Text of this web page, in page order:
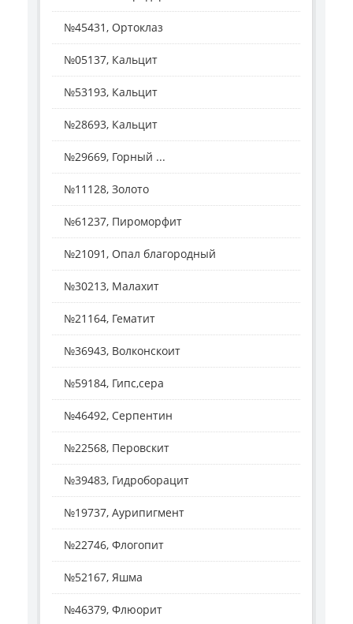
№45431, Ортоклаз
№05137, Кальцит
№53193, Кальцит
№28693, Кальцит
№29669, Горный ...
№11128, Золото
№61237, Пироморфит
№21091, Опал благородный
№30213, Малахит
№21164, Гематит
№36943, Волконскоит
№59184, Гипс,сера
№46492, Серпентин
№22568, Перовскит
№39483, Гидроборацит
№19737, Аурипигмент
№22746, Флогопит
№52167, Яшма
№46379, Флюорит